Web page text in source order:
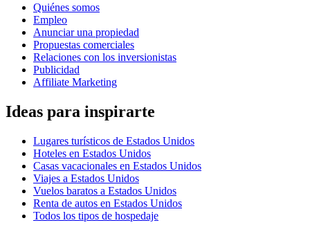
Quiénes somos
Empleo
Anunciar una propiedad
Propuestas comerciales
Relaciones con los inversionistas
Publicidad
Affiliate Marketing
Ideas para inspirarte
Lugares turísticos de Estados Unidos
Hoteles en Estados Unidos
Casas vacacionales en Estados Unidos
Viajes a Estados Unidos
Vuelos baratos a Estados Unidos
Renta de autos en Estados Unidos
Todos los tipos de hospedaje